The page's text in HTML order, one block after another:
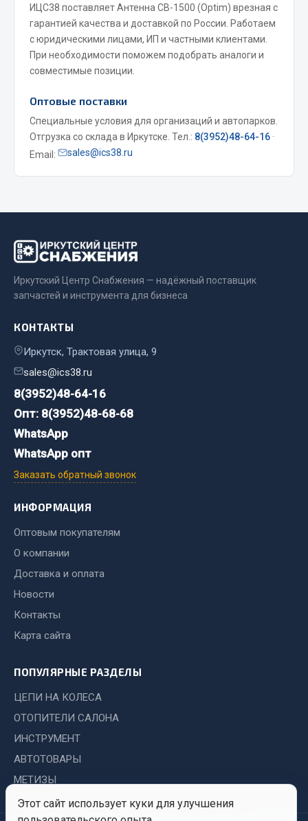
Подвеска
Тормозная система
Двери
Электрооборудование
Показать ещё
Весь раздел
Мост задний
Система выпуска газа
Сцепление
Весь раздел
Двигатель
Система выпуска газа
Система охлаждения
Коробка передач
Рулевое управление
Тормозная система
Запчасти HOWO
Тормозная система
Двигатель
Подвеска
Система питания
Система выпуска газа
Система охлаждения
ИЦС38 поставляет Антенна СВ-1500 (Optim) врезная с
гарантией качества и доставкой по России. Работаем
с юридическими лицами, ИП и частными клиентами.
При необходимости поможем подобрать аналоги и
совместимые позиции.
Оптовые поставки
Специальные условия для организаций и автопарков.
Отгрузка со склада в Иркутске. Тел.: 8(3952)48-64-16 ·
Email:
sales@ics38.ru
Этот сайт использует куки для улучшения
Иркутский Центр Снабжения — надёжный поставщик
запчастей и инструмента для бизнеса
КОНТАКТЫ
Иркутск, Трактовая улица, 9
sales@ics38.ru
8(3952)48-64-16
Опт: 8(3952)48-68-68
WhatsApp
WhatsApp опт
Заказать обратный звонок
ИНФОРМАЦИЯ
Оптовым покупателям
О компании
Доставка и оплата
Новости
Контакты
Карта сайта
ПОПУЛЯРНЫЕ РАЗДЕЛЫ
ЦЕПИ НА КОЛЕСА
ОТОПИТЕЛИ САЛОНА
ИНСТРУМЕНТ
АВТОТОВАРЫ
МЕТИЗЫ